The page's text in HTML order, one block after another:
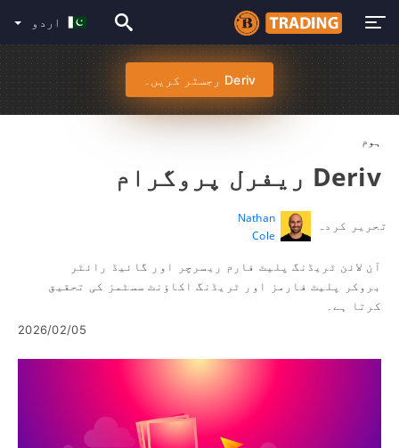
اردو
Deriv رجسٹر کریں۔
ہوم
Deriv ریفرل پروگرام
تحریر کردہ
Nathan
Cole
آن لائن ٹریڈنگ پلیٹ فارم ریسرچر اور گائیڈ رائٹر
بروکر پلیٹ فارمز اور ٹریڈنگ اکاؤنٹ سسٹمز کی تحقیق
کرتا ہے۔
2026/02/05